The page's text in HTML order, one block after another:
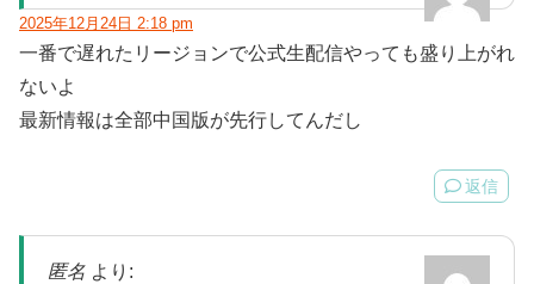
2025年12月24日 2:18 pm
一番で遅れたリージョンで公式生配信やっても盛り上がれ
ないよ
最新情報は全部中国版が先行してんだし
返信
匿名 より: